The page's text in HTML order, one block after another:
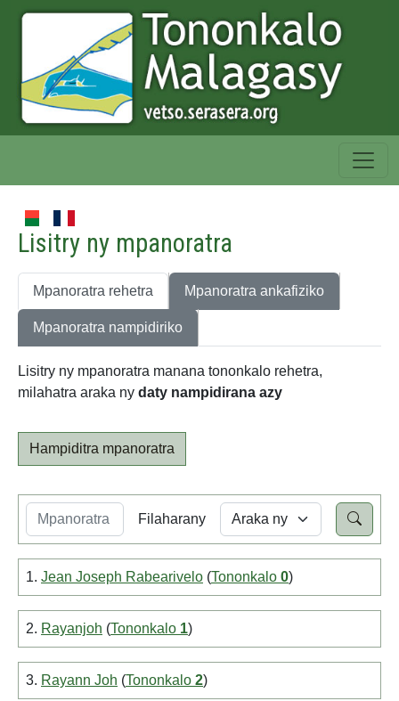
Lisitry ny mpanoratra
Mpanoratra rehetra Mpanoratra ankafiziko
Mpanoratra nampidiriko
Lisitry ny mpanoratra manana tononkalo rehetra,
milahatra araka ny daty nampidirana azy
Hampiditra mpanoratra
Filaharany
1. Jean Joseph Rabearivelo (Tononkalo 0)
2. Rayanjoh (Tononkalo 1)
3. Rayann Joh (Tononkalo 2)